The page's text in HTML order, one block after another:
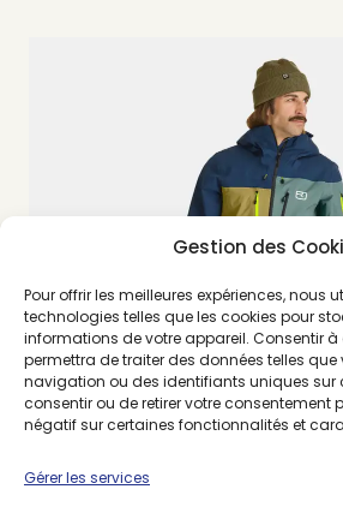
Gestion des
Pour offrir les meilleures expériences, nous
technologies telles que les cookies pour
informations de votre appareil. Consentir
permettra de traiter des données telles
navigation ou des identifiants uniques sur
consentir ou de retirer votre consentement
négatif sur certaines fonctionnalités et
Gérer les services